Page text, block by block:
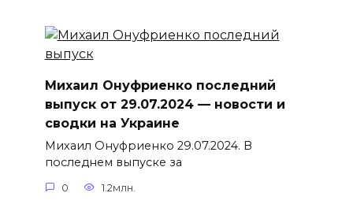
Михаил Онуфриенко последний
выпуск от 29.07.2024 — новости и
сводки на Украине
Михаил Онуфриенко 29.07.2024. В
последнем выпуске за
0 1.2млн.